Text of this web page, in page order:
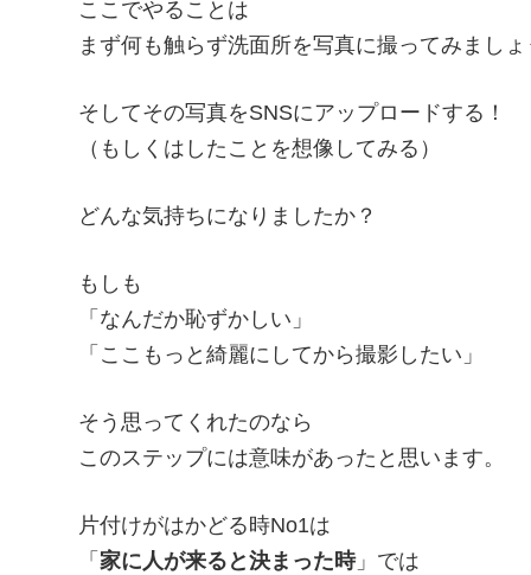
ここでやることは
まず何も触らず洗面所を写真に撮ってみまし
そしてその写真をSNSにアップロードする！
（もしくはしたことを想像してみる）
どんな気持ちになりましたか？
もしも
「なんだか恥ずかしい」
「ここもっと綺麗にしてから撮影したい」
そう思ってくれたのなら
このステップには意味があったと思います。
片付けがはかどる時No1は
「 家に人が来ると決まった時」では